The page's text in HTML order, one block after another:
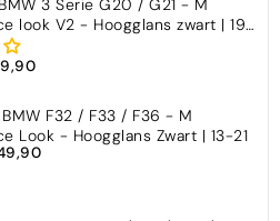
3 Serie G20 / G21 - M
look V2 - Hoogglans zwart | 19-
F32 / F33 / F36 - M
Look - Hoogglans Zwart | 13-21